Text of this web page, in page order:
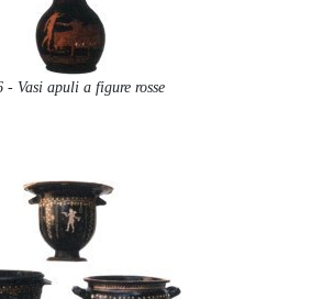
- Vasi apuli a figure rosse